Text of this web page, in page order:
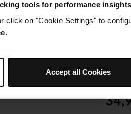
tools for performance
click on "Cookie Settings" to
.
Accept all Cookies
Ninja CRISPi en
vérrouillables (lot de 2)
Modèle: